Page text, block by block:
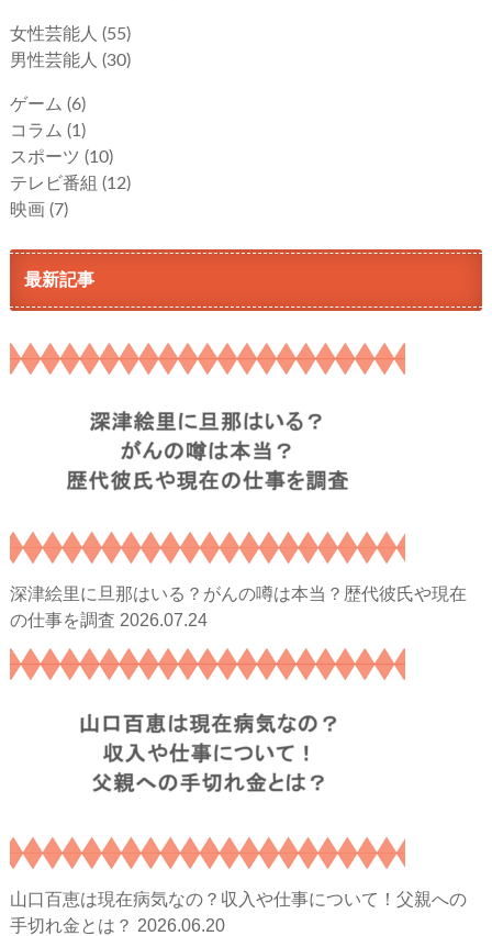
女性芸能人 (55)
男性芸能人 (30)
ゲーム (6)
コラム (1)
スポーツ (10)
テレビ番組 (12)
映画 (7)
最新記事
深津絵里に旦那はいる？がんの噂は本当？歴代彼氏や現在
の仕事を調査 2026.07.24
山口百恵は現在病気なの？収入や仕事について！父親への
手切れ金とは？ 2026.06.20